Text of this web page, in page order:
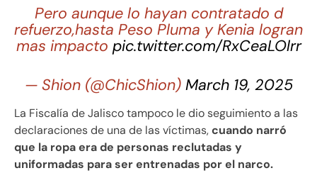
Pero aunque lo hayan contratado d
refuerzo,hasta Peso Pluma y Kenia logran
mas impacto pic.twitter.com/RxCeaLOlrr
— Shion (@ChicShion) March 19, 2025
La Fiscalía de Jalisco tampoco le dio seguimiento a las
declaraciones de una de las víctimas,cuando narró
que la ropa era de personas reclutadas y
uniformadas para ser entrenadas por el narco.